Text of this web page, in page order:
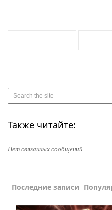
Также читайте:
Нет связанных сообщений
Последние записи